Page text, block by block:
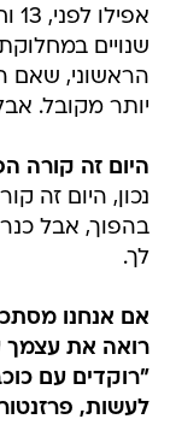
שנויים
הראשוני, שאם
יותר מקובל.
היום זה קורה
נכון, היום זה
בהפוך, אבל
לך.
אם אנחנו
רואה את עצמך
"רוקדים עם
לעשות,